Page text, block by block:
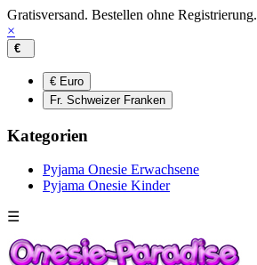
Gratisversand. Bestellen ohne Registrierung.
×
€
€ Euro
Fr. Schweizer Franken
Kategorien
Pyjama Onesie Erwachsene
Pyjama Onesie Kinder
☰